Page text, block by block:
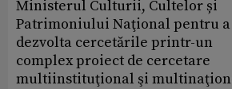
Ministerul Culturii, Cultelor și
Patrimoniului Naţional pentru a
dezvolta cercetările printr-un
complex proiect de cercetare
multiinstituţional şi